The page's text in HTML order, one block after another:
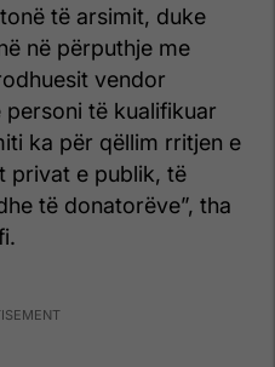
të arsimit, duke
në përputhje me
vendor
personi të kualifikuar
ka për qëllim rritjen e
privat e publik, të
të donatorëve”, tha